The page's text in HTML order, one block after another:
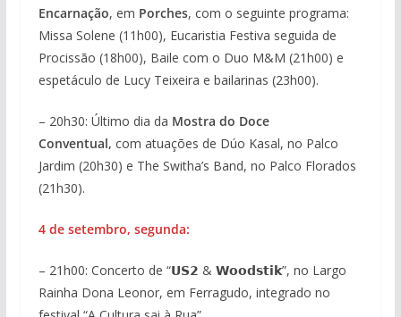
Encarnação, em Porches, com o seguinte programa:
Missa Solene (11h00), Eucaristia Festiva seguida de
Procissão (18h00), Baile com o Duo M&M (21h00) e
espetáculo de Lucy Teixeira e bailarinas (23h00).
– 20h30: Último dia da Mostra do Doce
Conventual, com atuações de Dúo Kasal, no Palco
Jardim (20h30) e The Switha’s Band, no Palco Florados
(21h30).
4 de setembro, segunda:
– 21h00: Concerto de “𝗨𝗦𝟮 & 𝗪𝗼𝗼𝗱𝘀𝘁𝗶𝗸”, no Largo
Rainha Dona Leonor, em Ferragudo, integrado no